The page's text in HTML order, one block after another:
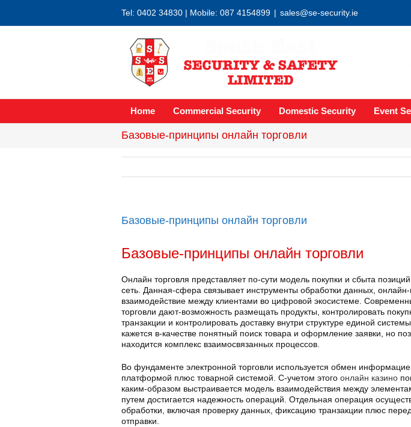
Tel: 0402 34830 | Mobile: 087 4154899 | sales@se-security.ie
Home Commercial Security Domestic Security Event
Базовые-принципы онлайн торговли
Базовые-принципы онлайн торговли
Базовые-принципы онлайн торговли
Онлайн торговля представляет по-сути модель покупки и сбыта
сеть. Данная-сфера связывает инструменты обработки данных,
взаимодействие между клиентами во цифровой экосистеме.
торговли дают-возможность размещать продукты, контролировать
транзакции и контролировать доставку внутри структуре единой
кажется в-качестве понятный поиск товара и оформление заявки, но
находится комплекс взаимосвязанных процессов.
Во фундаменте электронной торговли используется обмен
платформой плюс товарной системой. С-учетом этого онлайн казино
каким-образом выстраивается модель взаимодействия между
путем достигается надежность операций. Отдельная операция
обработки, включая проверку данных, фиксацию транзакции плюс
отправки.